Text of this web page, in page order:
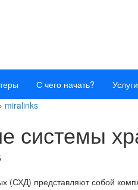
С чего начать? Услуги
miralinks
системы
(СХД) представляют собой